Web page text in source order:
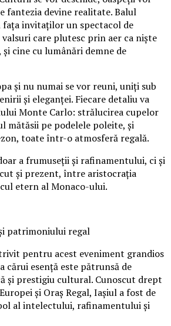
fantezia devine realitate. Balul
fața invitaților un spectacol de
care plutesc prin aer ca niște
cine cu lumânări demne de
și nu numai se vor reuni, uniți sub
și eleganței. Fiecare detaliu va
Monte Carlo: strălucirea cupelor
mătăsii pe podelele poleite, și
toate într-o atmosferă regală.
a frumuseții și rafinamentului, ci și
și prezent, între aristocrația
etern al Monaco-ului.
patrimoniului regal
pentru acest eveniment grandios
cărui esență este pătrunsă de
și prestigiu cultural. Cunoscut drept
și Oraș Regal, Iașiul a fost de
al intelectului, rafinamentului și